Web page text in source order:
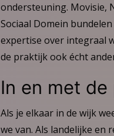
ondersteuning. Movisie,
Sociaal Domein
expertise over integraal
de praktijk ook écht
In en met
Als je elkaar in de wijk
we van. Als landelijke